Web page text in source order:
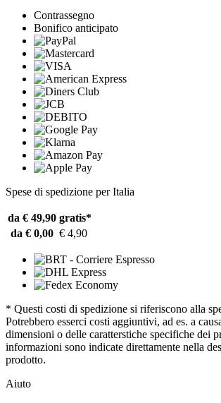
Contrassegno
Bonifico anticipato
Spese di spedizione per Italia
da € 49,90 gratis*
da € 0,00 € 4,90
* Questi costi di spedizione si riferiscono alla
Potrebbero esserci costi aggiuntivi, ad es. a
dimensioni o delle caratterstiche specifiche dei
informazioni sono indicate direttamente nella
prodotto.
Aiuto